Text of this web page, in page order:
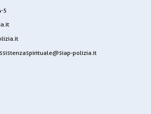
5
polizia.it